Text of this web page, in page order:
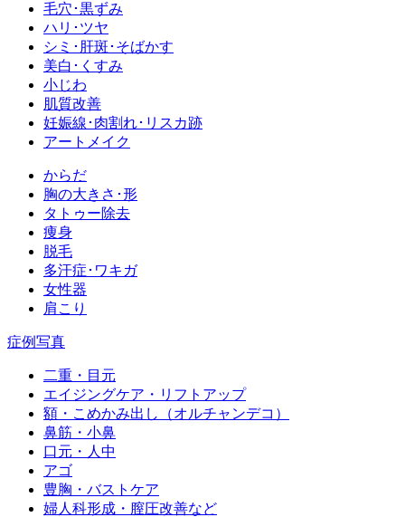
毛穴･黒ずみ
ハリ･ツヤ
シミ･肝斑･そばかす
美白･くすみ
小じわ
肌質改善
妊娠線･肉割れ･リスカ跡
アートメイク
からだ
胸の大きさ･形
タトゥー除去
痩身
脱毛
多汗症･ワキガ
女性器
肩こり
症例写真
二重・目元
エイジングケア・リフトアップ
額・こめかみ出し（オルチャンデコ）
鼻筋・小鼻
口元・人中
アゴ
豊胸・バストケア
婦人科形成・膣圧改善など